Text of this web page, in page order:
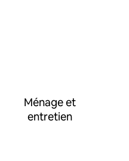
Ménage et
entretien